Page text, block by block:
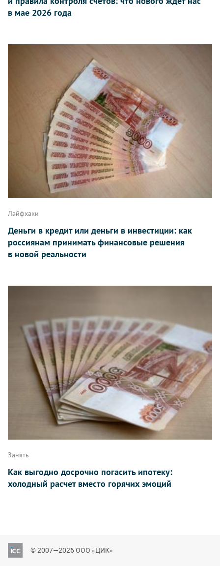
в мае 2026 года
Лайфхаки
Деньги в кредит или деньги в инвестиции: как
россиянам принимать финансовые решения
в новой реальности
Занять
Как выгодно досрочно погасить ипотеку:
холодный расчет вместо горячих эмоций
© 2007—2026 ООО «ЦИК»